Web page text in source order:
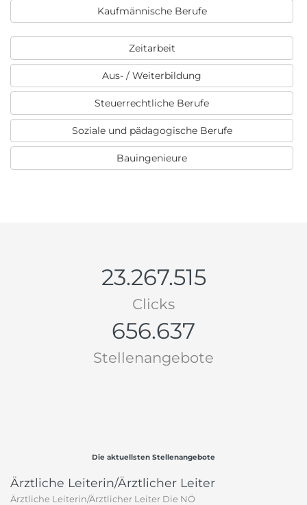
Kaufmännische Berufe
Zeitarbeit
Aus- / Weiterbildung
Steuerrechtliche Berufe
Soziale und pädagogische Berufe
Bauingenieure
23.267.515
Clicks
656.637
Stellenangebote
Die aktuellsten Stellenangebote
Ärztliche Leiterin/Ärztlicher Leiter
Ärztliche Leiterin/Ärztlicher Leiter Die NÖ